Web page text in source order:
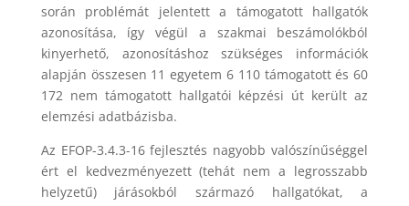
során problémát jelentett a támogatott hallgatók
azonosítása, így végül a szakmai beszámolókból
kinyerhető, azonosításhoz szükséges információk
alapján összesen 11 egyetem 6 110 támogatott és 60
172 nem támogatott hallgatói képzési út került az
elemzési adatbázisba.
Az EFOP-3.4.3-16 fejlesztés nagyobb valószínűséggel
ért el kedvezményezett (tehát nem a legrosszabb
helyzetű) járásokból származó hallgatókat, a